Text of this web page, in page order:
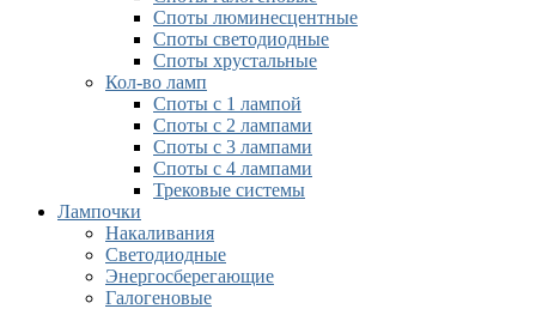
Споты люминесцентные
Споты светодиодные
Споты хрустальные
Кол-во ламп
Споты с 1 лампой
Споты с 2 лампами
Споты с 3 лампами
Споты с 4 лампами
Трековые системы
Лампочки
Накаливания
Светодиодные
Энергосберегающие
Галогеновые